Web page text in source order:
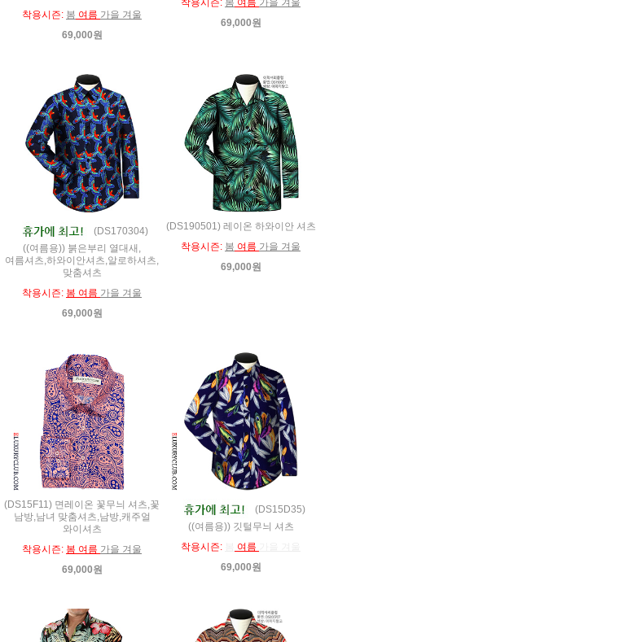
착용시즌: 봄 여름 가을 겨울
69,000원
착용시즌: 봄 여름 가을 겨울
69,000원
(DS170304)
((여름용)) 붉은부리 열대새,
여름셔츠,하와이안셔츠,알로하셔츠,
맞춤셔츠
착용시즌: 봄 여름 가을 겨울
69,000원
(DS190501) 레이온 하와이안 셔츠
착용시즌: 봄 여름 가을 겨울
69,000원
(DS15F11) 면레이온 꽃무늬 셔츠,꽃
남방,남녀 맞춤셔츠,남방,캐주얼
와이셔츠
착용시즌: 봄 여름 가을 겨울
69,000원
(DS15D35)
((여름용)) 깃털무늬 셔츠
착용시즌:
여름
69,000원